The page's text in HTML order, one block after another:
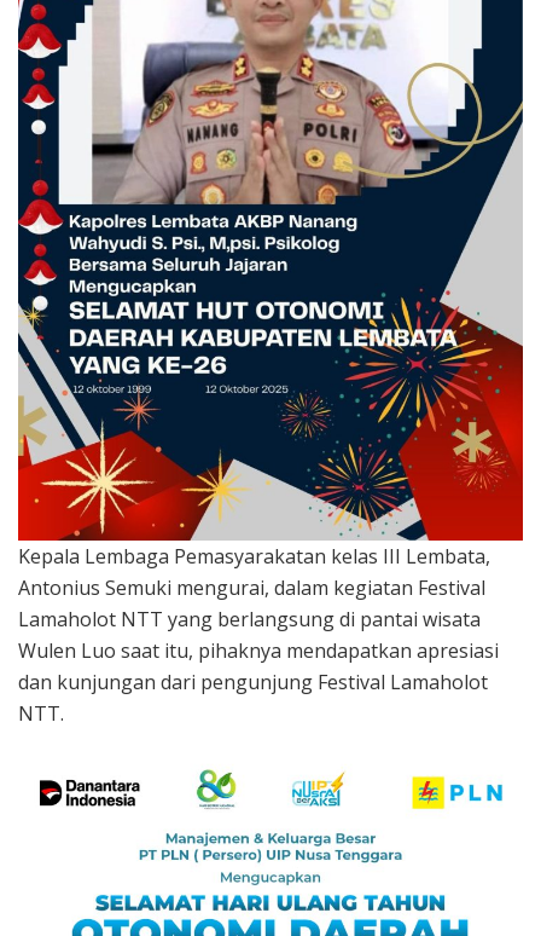
Kepala Lembaga Pemasyarakatan kelas III Lembata,
Antonius Semuki mengurai, dalam kegiatan Festival
Lamaholot NTT yang berlangsung di pantai wisata
Wulen Luo saat itu, pihaknya mendapatkan apresiasi
dan kunjungan dari pengunjung Festival Lamaholot
NTT.